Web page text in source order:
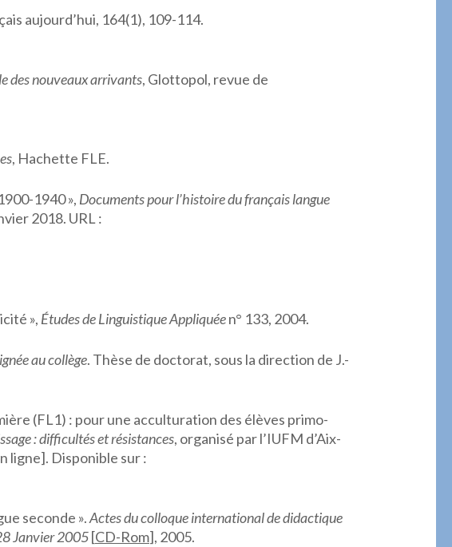
aujourd’hui, 164(1), 109-114.
des nouveaux arrivants, Glottopol, revue de
, Hachette FLE.
1940 », Documents pour l’histoire du français langue
2018. URL :
», Études de Linguistique Appliquéen° 133, 2004.
au collège. Thèse de doctorat, sous la direction de J.-
(FL1) : pour une acculturation des élèves primo-
: difficultés et résistances, organisé par l’IUFM d’Aix-
ligne]. Disponible sur :
seconde ».Actes du colloque international de didactique
Janvier 2005[CD-Rom], 2005.